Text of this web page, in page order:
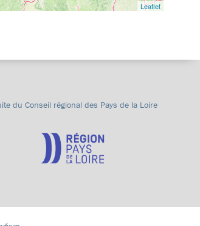
Leaflet
du Conseil régional des Pays de la Loire